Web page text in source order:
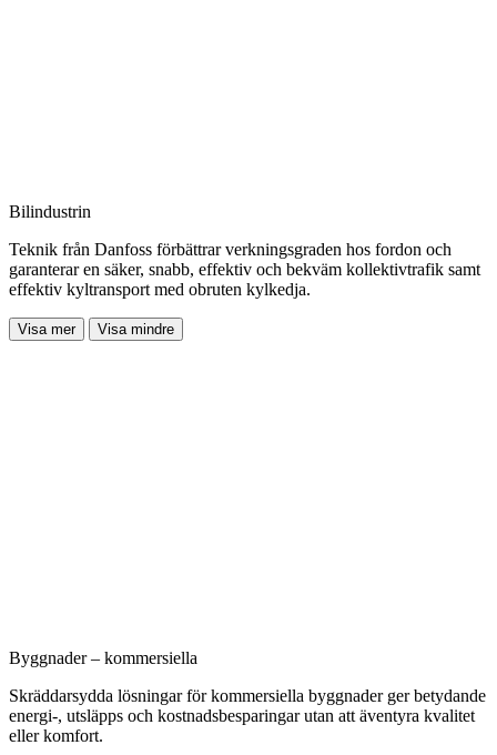
Bilindustrin
Teknik från Danfoss förbättrar verkningsgraden hos fordon och
garanterar en säker, snabb, effektiv och bekväm kollektivtrafik samt
effektiv kyltransport med obruten kylkedja.
Visa mer Visa mindre
Byggnader – kommersiella
Skräddarsydda lösningar för kommersiella byggnader ger betydande
energi-, utsläpps och kostnadsbesparingar utan att äventyra kvalitet
eller komfort.